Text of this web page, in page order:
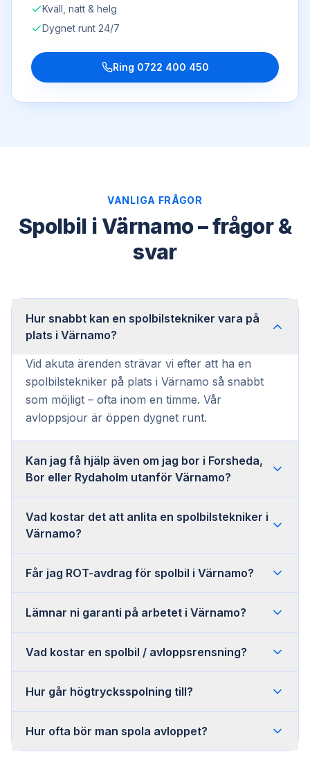
Kväll, natt & helg
Dygnet runt 24/7
Ring 0722 400 450
VANLIGA FRÅGOR
Spolbil i Värnamo – frågor &
svar
Hur snabbt kan en spolbilstekniker vara på
plats i Värnamo?
Vid akuta ärenden strävar vi efter att ha en
spolbilstekniker på plats i Värnamo så snabbt
som möjligt – ofta inom en timme. Vår
avloppsjour är öppen dygnet runt.
Kan jag få hjälp även om jag bor i Forsheda,
Bor eller Rydaholm utanför Värnamo?
Vad kostar det att anlita en spolbilstekniker i
Värnamo?
Får jag ROT-avdrag för spolbil i Värnamo?
Lämnar ni garanti på arbetet i Värnamo?
Vad kostar en spolbil / avloppsrensning?
Hur går högtrycksspolning till?
Hur ofta bör man spola avloppet?